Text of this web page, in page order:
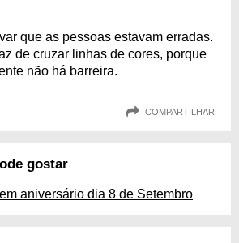
que as pessoas estavam erradas.
de cruzar linhas de cores, porque
não há barreira.
COMPARTILHAR
gostar
aniversário dia 8 de Setembro